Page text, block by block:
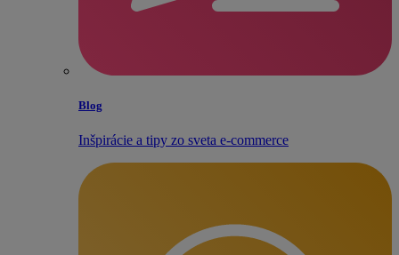
Blog
Inšpirácie a tipy zo sveta e‑commerce